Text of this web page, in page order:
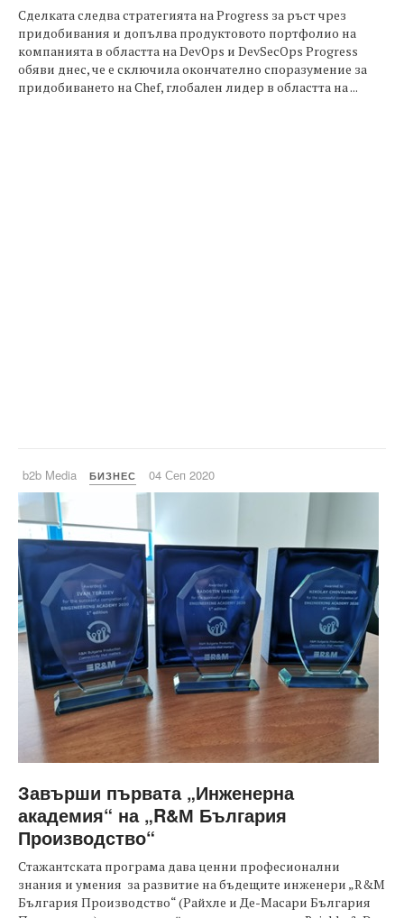
Сделката следва стратегията на Progress за ръст чрез
придобивания и допълва продуктовото портфолио на
компанията в областта на DevOps и DevSecOps Progress
обяви днес, че е сключила окончателно споразумение за
придобиването на Chef, глобален лидер в областта на ...
b2b Media БИЗНЕС 04 Сеп 2020
Завърши първата „Инженерна
академия“ на „R&М България
Производство“
Стажантската програма дава ценни професионални
знания и умения за развитие на бъдещите инженери „R&М
България Производство“ (Райхле и Де-Масари България